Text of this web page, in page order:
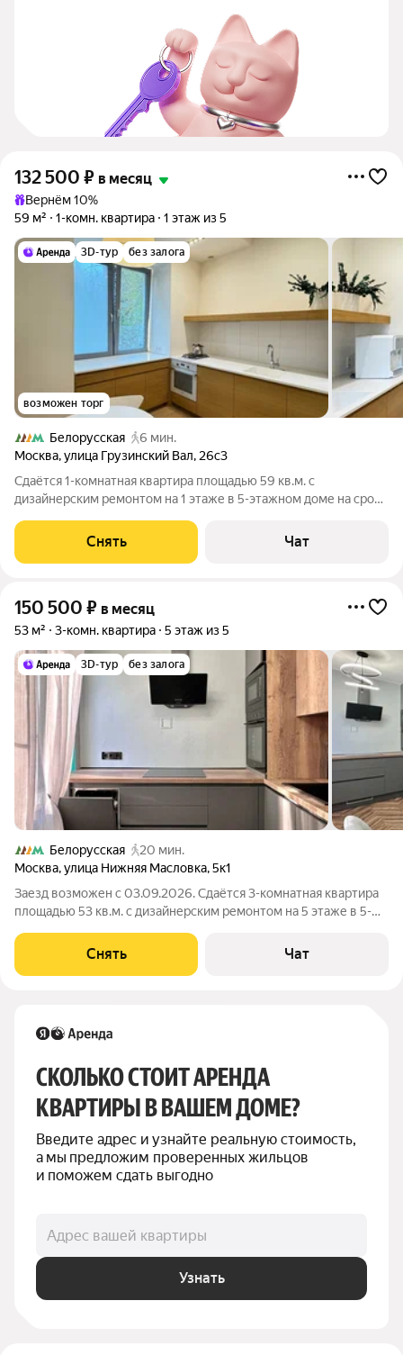
132 500 ₽ в месяц
Вернём 10%
59 м²
1-комн. квартира 1 этаж из 5
3D-тур без залога
возможен торг
Белорусская
6 мин.
Москва,улица Грузинский Вал, 26с3
Сдаётся 1-комнатная квартира площадью 59 кв.м. с
дизайнерским ремонтом на 1 этаже в 5-этажном доме на срок
выходят во двор. Коммунальные
Снять Чат
150 500 ₽ в месяц
53 м² 3-комн. квартира 5 этаж из 5
3D-тур без залога
Белорусская
20 мин.
Москва,улица Нижняя Масловка,5к1
Заезд возможен с 03.09.2026. Сдаётся 3-комнатная квартира
площадью 53 кв.м. с дизайнерским ремонтом на 5 этаже в 5-
Снять Чат
СКОЛЬКО СТОИТ АРЕНДА
КВАРТИРЫ В ВАШЕМ ДОМЕ?
Введите адрес и узнайте реальную стоимость,
а мы предложим проверенных жильцов
и поможем сдать выгодно
Адрес вашей квартиры
Узнать